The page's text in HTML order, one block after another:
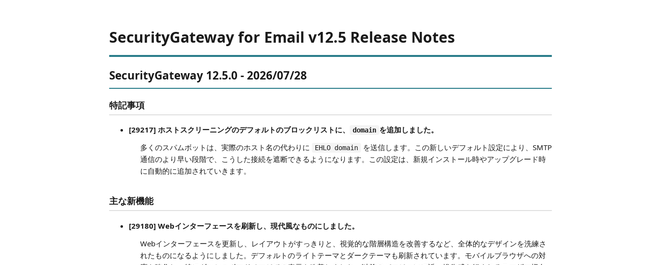
SecurityGateway for Email v12.5 Release Notes
SecurityGateway 12.5.0 - 2026/07/28
特記事項
[29217] ホストスクリーニングのデフォルトのブロックリストに、 domain を追加しました。
多くのスパムボットは、実際のホスト名の代わりに
EHLO domain
を送信します。この新しいデフォルト設定により、SMTP
通信のより早い段階で、こうした接続を遮断できるようになります。この設定は、新規インストール時やアップグレード時
に自動的に追加されていきます。
主な新機能
[29180] Webインターフェースを刷新し、現代風なものにしました。
Webインターフェースを更新し、レイアウトがすっきりと、視覚的な階層構造を改善するなど、全体的なデザインを洗練さ
れたものになるようにしました。デフォルトのライトテーマとダークテーマも刷新されています。モバイルブラウザへの対